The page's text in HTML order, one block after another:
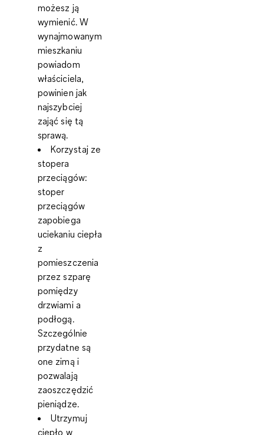
możesz ją
wymienić. W
wynajmowanym
mieszkaniu
powiadom
właściciela,
powinien jak
najszybciej
zająć się tą
sprawą.
Korzystaj ze
stopera
przeciągów:
stoper
przeciągów
zapobiega
uciekaniu ciepła
z
pomieszczenia
przez szparę
pomiędzy
drzwiami a
podłogą.
Szczególnie
przydatne są
one zimą i
pozwalają
zaoszczędzić
pieniądze.
Utrzymuj
ciepło w